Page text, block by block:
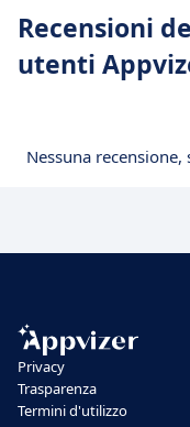
Recensioni
utenti
Nessuna
Privacy
Trasparenza
Termini d'utilizzo